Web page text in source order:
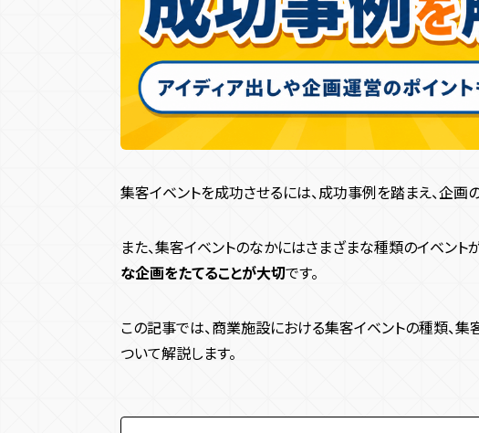
ガチャ・ルーレット・抽選 アクション・リズム
RPG・育成 診断・占い・シナリオ
集客イベントを成功させるには、成功事例を踏まえ、企画
また、集客イベントのなかにはさまざまな種類のイベント
な企画をたてることが大切です。
この記事では、商業施設における集客イベントの種類、
ついて解説します。